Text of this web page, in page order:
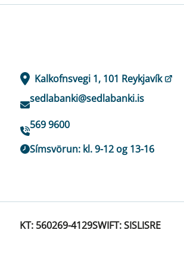
Kalkofnsvegi 1, 101 Reykjavík
sedlabanki@sedlabanki.is
569 9600
Símsvörun: kl. 9-12 og 13-16
KT: 560269-4129SWIFT: SISLISRE